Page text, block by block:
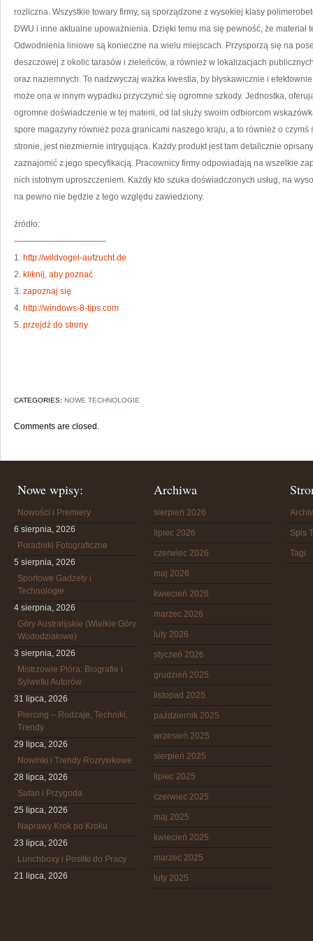
rozliczna. Wszystkie towary firmy, są sporządzone z wysokiej klasy
DWU i inne aktualne upoważnienia. Dzięki temu ma się pewność, że materiał
Odwodnienia liniowe są konieczne na wielu miejscach. Przysporzą się na
deszczowej z okolic tarasów i zieleńców, a również w lokalizacjach
oraz naziemnych. To nadzwyczaj ważka kwestia, by błyskawicznie i
może ona w innym wypadku przyczynić się ogromne szkody. Jednostka,
ogromne doświadczenie w tej materii, od lat służy swoim odbiorcom
spore magazyny również poza granicami naszego kraju, a to również o
stronie, jest niezmiernie intrygująca. Każdy produkt jest tam detalicznie
zaznajomić z jego specyfikacją. Pracownicy firmy odpowiadają na wszelkie
nich istotnym uproszczeniem. Każdy kto szuka doświadczonych usług, na
na pewno nie będzie z tego względu zawiedziony.
źródło:
———————————
1. http://wildvogel-aufzucht.de
2. kliknij, aby poznać
3. zapoznaj się
4. http://windows-8-tips.com
5. przejdź do strony
CATEGORIES: NOWE TECHNOLOGIE
Comments are closed.
Nowe wpisy:
Nowości i Premiery
6 sierpnia, 2026
Poradniki Fotograficzne
5 sierpnia, 2026
Sportowe Gadżety i
Technologie
4 sierpnia, 2026
Góry Australijskie (Wielkie Góry
Wododziałowe)
3 sierpnia, 2026
Mistrzowie Pióra: Biografie i
Sylwetki Autorów
31 lipca, 2026
Piercing – Rodzaje, Techniki,
Trendy
29 lipca, 2026
Nowinki i Trendy Rozrywkowe
28 lipca, 2026
Safari i Przygoda
25 lipca, 2026
Naprawy Krok po Kroku
23 lipca, 2026
Lunchboxy i Posiłki do Pracy
21 lipca, 2026
Archiwa
sierpień 2026
lipiec 2026
czerwiec 2026
maj 2026
kwiecień 2026
marzec 2026
luty 2026
styczeń 2026
grudzień 2025
listopad 2025
październik 2025
wrzesień 2025
sierpień 2025
lipiec 2025
czerwiec 2025
maj 2025
kwiecień 2025
marzec 2025
luty 2025
Spis
Tagi